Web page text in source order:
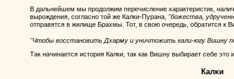
В дальнейшем мы продолжим перечисление характеристик,
вырождения, согласно той же Калки-Пурана, "божества,
отправятся в жилище Брахмы. Тот, в свою очередь, обратится к
"Чтобы восстановить Дхарму и уничтожить кали-югу Вишну
Так начинается история Калки, так как Вишну выбирает себе это
Калки